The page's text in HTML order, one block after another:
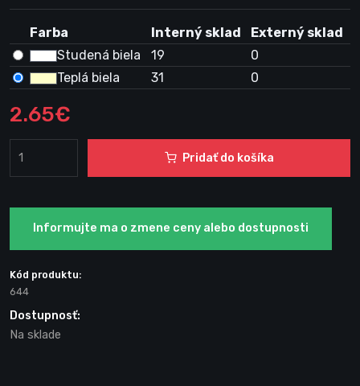
Farba Interný sklad
Externý sklad
Studená biela
19
0
Teplá biela
31 0
2.65€
Pridať do košíka
Informujte ma o zmene ceny alebo dostupnosti
Kód produktu:
644
Dostupnosť:
Na sklade